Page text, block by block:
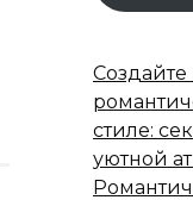
стиле:
уютной